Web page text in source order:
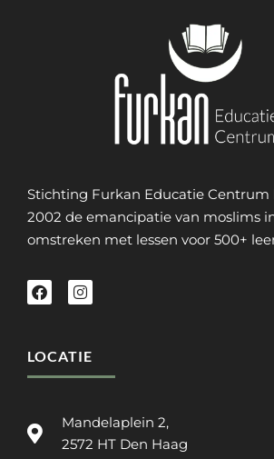
Stichting Furkan Educatie Centrum
2002 de emancipatie van moslims
omstreken met lessen voor 500+
LOCATIE
Mandelaplein 2,
2572 HT Den Haag